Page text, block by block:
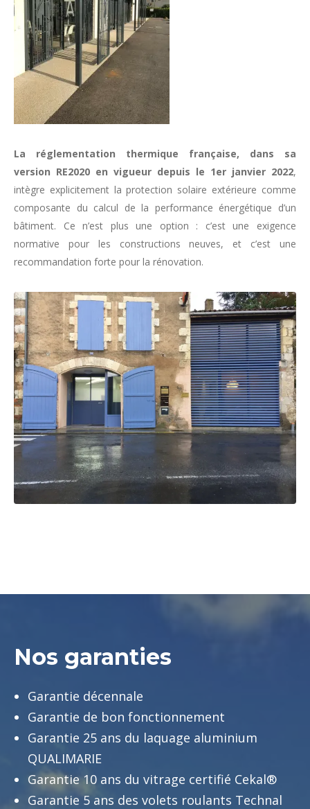
La réglementation thermique française, dans sa
version RE2020 en vigueur depuis le 1er janvier 2022,
intègre explicitement la protection solaire extérieure comme
composante du calcul de la performance énergétique d’un
bâtiment. Ce n’est plus une option : c’est une exigence
normative pour les constructions neuves, et c’est une
recommandation forte pour la rénovation.
Nos garanties
Garantie décennale
Garantie de bon fonctionnement
Garantie 25 ans du laquage aluminium
QUALIMARIE
Garantie 10 ans du vitrage certifié Cekal®
Garantie 5 ans des volets roulants Technal